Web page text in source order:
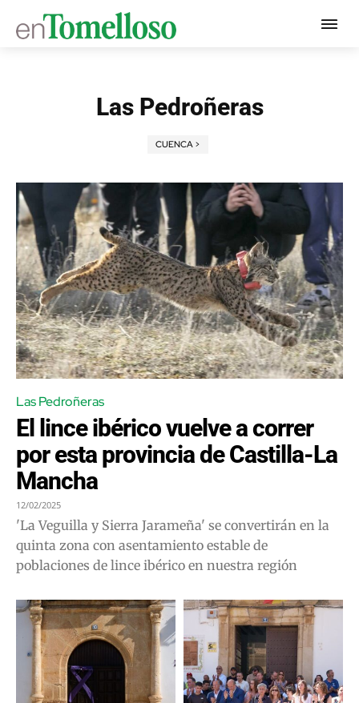
Las Pedroñeras
CUENCA >
Las Pedroñeras
El lince ibérico vuelve a correr
por esta provincia de Castilla-La
Mancha
12/02/2025
'La Veguilla y Sierra Jarameña' se convertirán en la
quinta zona con asentamiento estable de
poblaciones de lince ibérico en nuestra región